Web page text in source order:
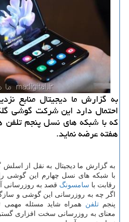
به گزارش ما دیجیتال منابع
احتمال دارد این شركت گوشی
كه با شبكه های نسل پنجم تلفن
هفته عرضه نماید.
به گزارش ما دیجیتال به نقل از اسلش
با شبکه های نسل چهارم این گوشی را
رقابت با سامسونگ قصد به روزرسانی
اگر چه به روزرسانی این گوشی و
پنجمتلفن همراه شاید مسئله مهمی
معنای به روزرسانی سخت افزاری